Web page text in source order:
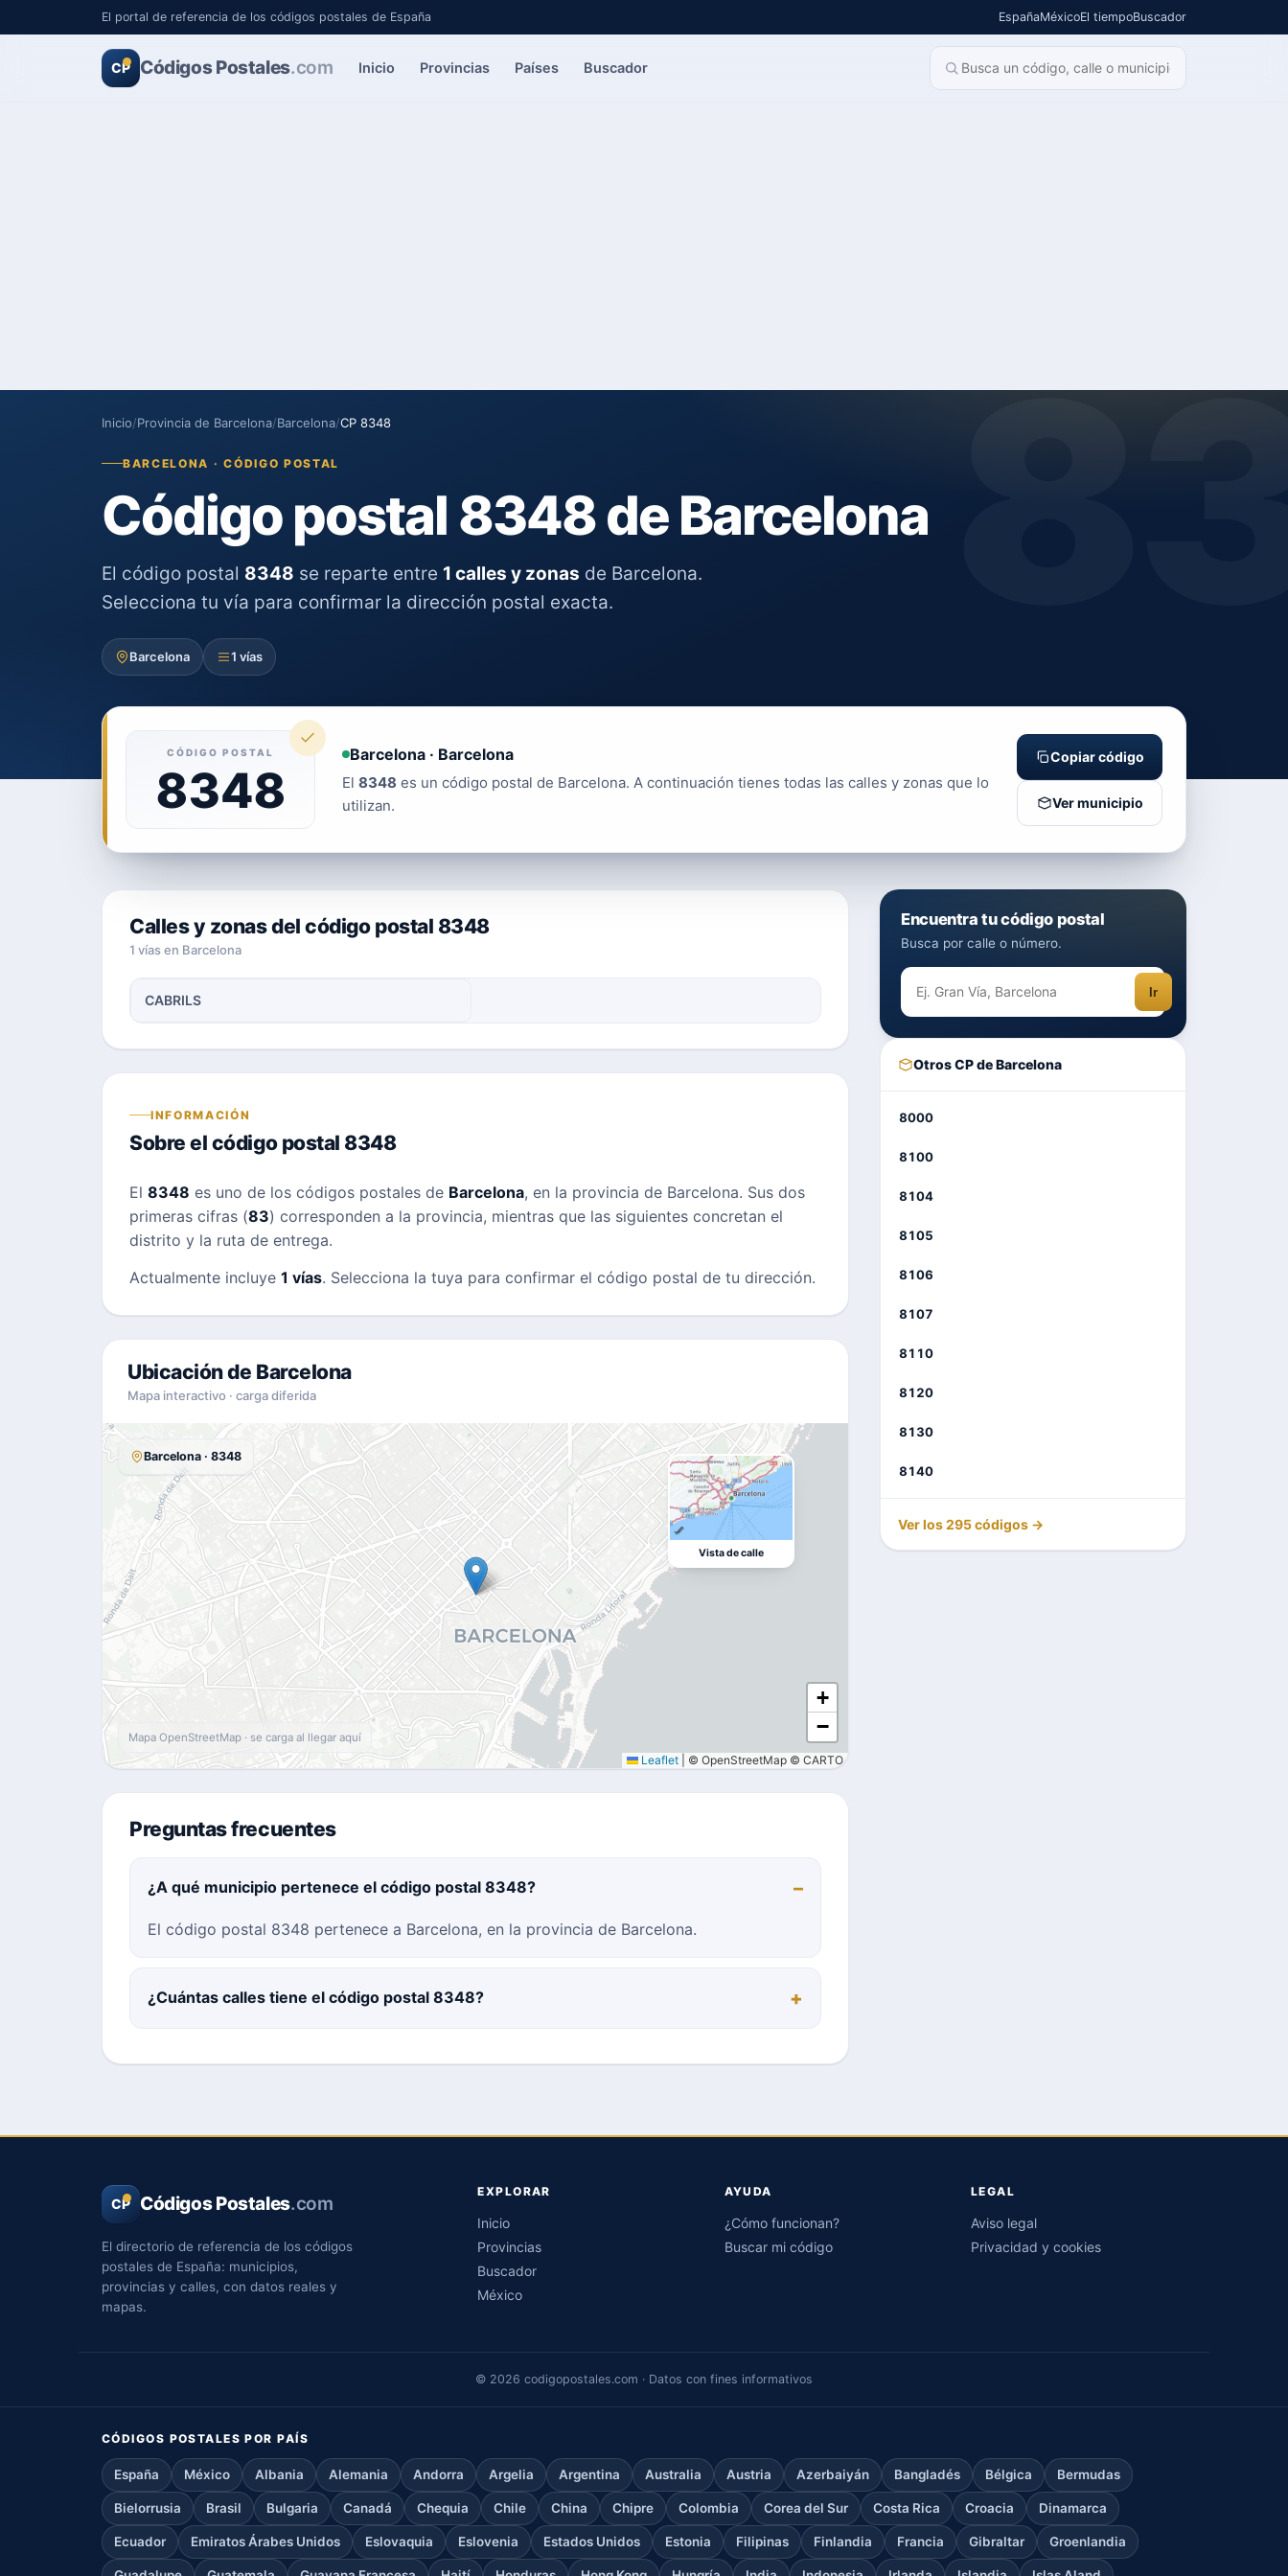
El portal de referencia de los códigos postales de España EspañaMéxicoEl tiempoBuscador
CP Códigos Postales.com Inicio Provincias Países Buscador
Inicio/Provincia de Barcelona/Barcelona/CP 8348
BARCELONA · CÓDIGO POSTAL
Código postal 8348 de Barcelona
El código postal 8348 se reparte entre 1 calles y zonas de Barcelona.
Selecciona tu vía para confirmar la dirección postal exacta.
Barcelona 1 vías
CÓDIGO POSTAL
8348
Barcelona · Barcelona
El 8348 es un código postal de Barcelona. A continuación tienes todas las calles y zonas que lo
utilizan.
Copiar código
Ver municipio
Calles y zonas del código postal 8348
1 vías en Barcelona
CABRILS
INFORMACIÓN
Sobre el código postal 8348
El 8348 es uno de los códigos postales de Barcelona, en la provincia de Barcelona. Sus dos
primeras cifras (83) corresponden a la provincia, mientras que las siguientes concretan el
distrito y la ruta de entrega.
Actualmente incluye 1 vías. Selecciona la tuya para confirmar el código postal de tu dirección.
Ubicación de Barcelona
Mapa interactivo · carga diferida
+
−
Leaflet © OpenStreetMap © CARTO
Barcelona · 8348
Vista de calle
Mapa OpenStreetMap · se carga al llegar aquí
Preguntas frecuentes
¿A qué municipio pertenece el código postal 8348?
El código postal 8348 pertenece a Barcelona, en la provincia de Barcelona.
¿Cuántas calles tiene el código postal 8348?
Encuentra tu código postal
Busca por calle o número.
Ir
Otros CP de Barcelona
8000
8100
8104
8105
8106
8107
8110
8120
8130
8140
Ver los 295 códigos →
CP Códigos Postales.com
El directorio de referencia de los códigos
postales de España: municipios,
provincias y calles, con datos reales y
mapas.
EXPLORAR
Inicio
Provincias
Buscador
México
AYUDA
¿Cómo funcionan?
Buscar mi código
LEGAL
Aviso legal
Privacidad y cookies
© 2026 codigopostales.com · Datos con fines informativos
CÓDIGOS POSTALES POR PAÍS
España México Albania Alemania Andorra Argelia Argentina Australia Austria Azerbaiyán Bangladés Bélgica Bermudas
Bielorrusia Brasil Bulgaria Canadá Chequia Chile China Chipre Colombia Corea del Sur Costa Rica Croacia Dinamarca
Ecuador Emiratos Árabes Unidos Eslovaquia Eslovenia Estados Unidos Estonia Filipinas Finlandia Francia Gibraltar Groenlandia